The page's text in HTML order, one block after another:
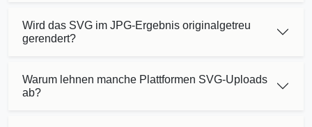
Wird das SVG im JPG-Ergebnis originalgetreu
gerendert?
Warum lehnen manche Plattformen SVG-Uploads
ab?